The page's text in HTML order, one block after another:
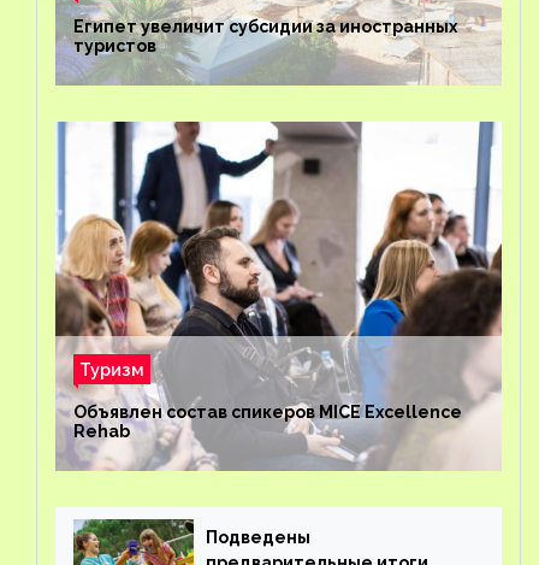
Египет увеличит субсидии за иностранных
туристов
Туризм
Объявлен состав спикеров MICE Excellence
Rehab
Подведены